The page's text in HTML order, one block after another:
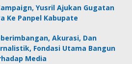
Yusril Ajukan Gugatan
Ke Panpel Kabupate
Akurasi, Dan
Fondasi Utama Bangun
Media